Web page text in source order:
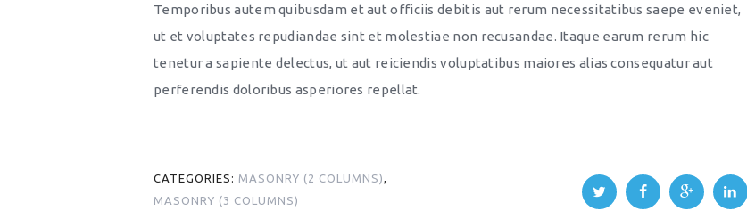
Temporibus autem quibusdam et aut officiis debitis aut rerum necessitatibus saepe eveniet,
ut et voluptates repudiandae sint et molestiae non recusandae. Itaque earum rerum hic
tenetur a sapiente delectus, ut aut reiciendis voluptatibus maiores alias consequatur aut
perferendis doloribus asperiores repellat.
CATEGORIES: MASONRY (2 COLUMNS),
MASONRY (3 COLUMNS)